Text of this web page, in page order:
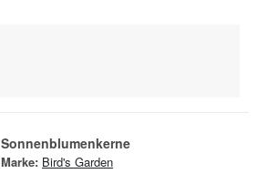
Sonnenblumenkerne
Marke: Bird's Garden